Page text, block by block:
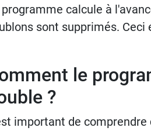
programme calcule à
sont supprimés.
le
?
important de